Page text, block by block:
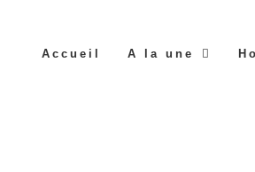
Accueil A la une